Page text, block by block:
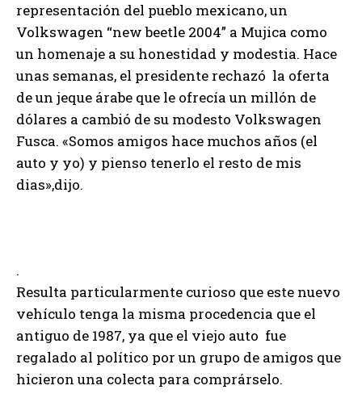
representación del pueblo mexicano, un
Volkswagen “new beetle 2004” a Mujica como
un homenaje a su honestidad y modestia. Hace
unas semanas, el presidente rechazó la oferta
de un jeque árabe que le ofrecía un millón de
dólares a cambió de su modesto Volkswagen
Fusca. «Somos amigos hace muchos años (el
auto y yo) y pienso tenerlo el resto de mis
dias»,dijo.
.
Resulta particularmente curioso que este nuevo
vehículo tenga la misma procedencia que el
antiguo de 1987, ya que el viejo auto fue
regalado al político por un grupo de amigos que
hicieron una colecta para comprárselo.